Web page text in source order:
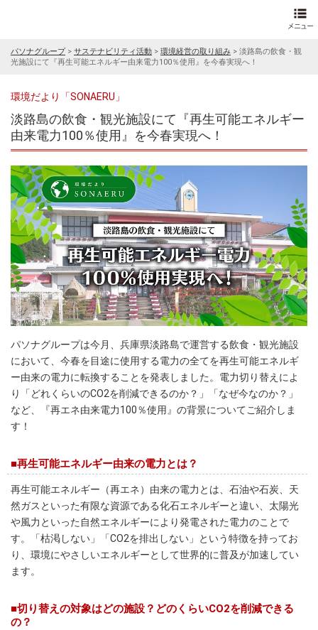
パソナグループ> サステナビリティ活動 > 環境経営の取り組み > 淡路島の飲食・観
光施設にて『再生可能エネルギー由来電力100％使用』を今春実現へ！
環境だより「SONAERU」
淡路島の飲食・観光施設にて『再生可能エネルギー
由来電力100％使用』を今春実現へ！
パソナグループは今月、兵庫県淡路島で運営する飲食・観光施設
において、今春を目途に使用する電力の全てを再生可能エネルギ
ー由来の電力に転換することを発表しました。電力切り替えによ
り「どれくらいのCO2を削減できるのか？」「なぜ今なのか？」
など、『再エネ由来電力100％使用』の背景についてご紹介しま
す！
■再生可能エネルギー由来の電力とは？
再生可能エネルギー（再エネ）由来の電力とは、石油や石炭、天
然ガスといった有限な資源である化石エネルギーと違い、太陽光
や風力といった自然エネルギーにより発電された電力のことで
す。「枯渇しない」「CO2を排出しない」という特徴を持ってお
り、環境にやさしいエネルギーとして世界的に普及が加速してい
ます。
■切り替えの対象はどの施設？どのくらいCO2を削減できる
の？